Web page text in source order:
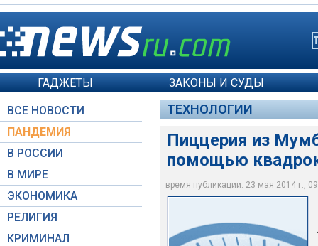
ГАДЖЕТЫ ЗАКОНЫ И СУДЫ
ВСЕ НОВОСТИ
ПАНДЕМИЯ
В РОССИИ
В МИРЕ
ЭКОНОМИКА
РЕЛИГИЯ
КРИМИНАЛ
ТЕХНОЛОГИИ
Пиццерия из
помощью
время публикации: 23 мая 2014 г.,
Francesco's Pizzeria